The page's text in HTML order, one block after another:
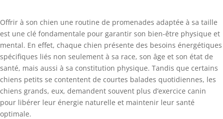
Offrir à son chien une routine de promenades adaptée à sa taille
est une clé fondamentale pour garantir son bien-être physique et
mental. En effet, chaque chien présente des besoins énergétiques
spécifiques liés non seulement à sa race, son âge et son état de
santé, mais aussi à sa constitution physique. Tandis que certains
chiens petits se contentent de courtes balades quotidiennes, les
chiens grands, eux, demandent souvent plus d’exercice canin
pour libérer leur énergie naturelle et maintenir leur santé
optimale.